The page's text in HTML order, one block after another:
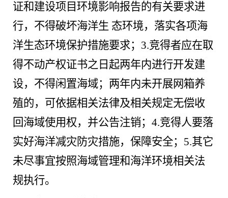
证和建设项目环境影响报告的有关要求进
行，不得破坏海洋生 态环境，落实各项海
洋生态环境保护措施要求； 3.竞得者应在取
得不动产权证书之日起两年内进行开发建
设，不得闲置海域；两年内未开展网箱养
殖的，可依据相关法律及相关规定无偿收
回海域使用权，并公告注销；4.竞得人要落
实好海洋减灾防灾措施，保障安全；5.其它
未尽事宜按照海域管理和海洋环境相关法
规执行。